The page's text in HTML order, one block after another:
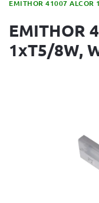
EMITHOR 41007 ALCOR
EMITHOR
1xT5/8W,